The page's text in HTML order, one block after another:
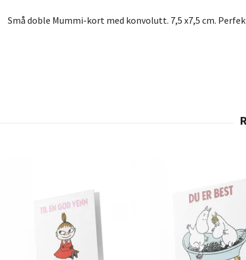
Små doble Mummi-kort med konvolutt. 7,5 x7,5 cm.